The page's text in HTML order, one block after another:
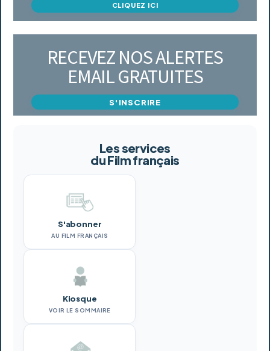
CLIQUEZ ICI
RECEVEZ NOS ALERTES
EMAIL GRATUITES
S'INSCRIRE
Les services
du Film français
S'abonner
AU FILM FRANÇAIS
Kiosque
VOIR LE SOMMAIRE